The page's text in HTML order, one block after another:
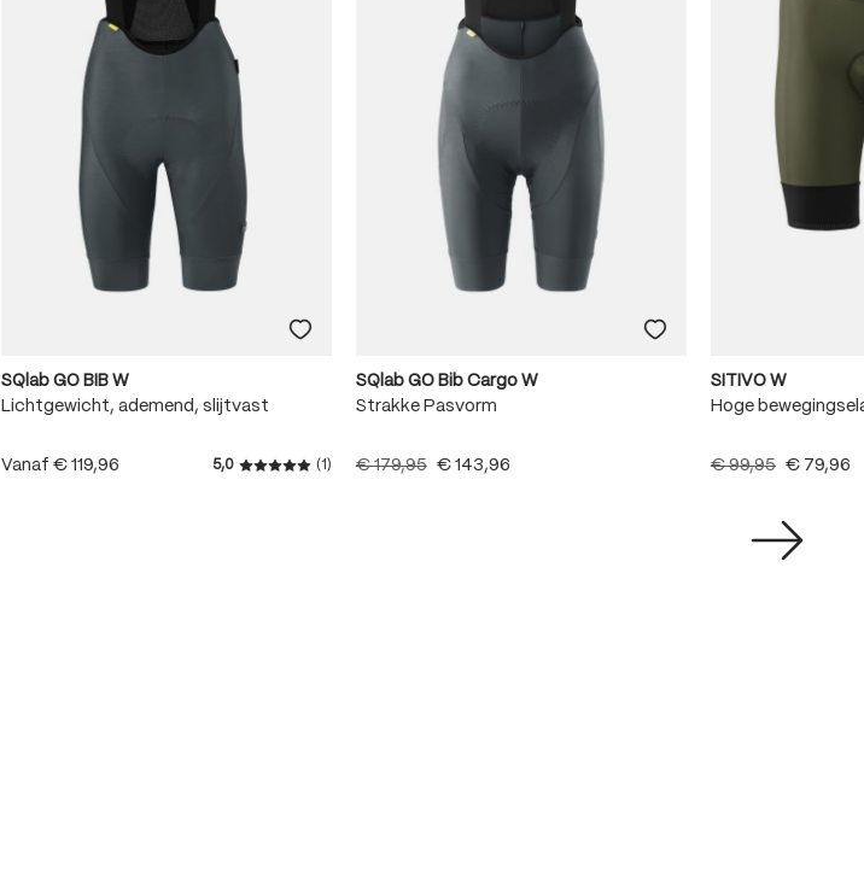
SQlab GO BIB W
Lichtgewicht, ademend, slijtvast
Vanaf € 119,96 5,0
Gemiddelde waardering van 5 van 5 sterren
(1)
SQlab GO Bib Cargo W
Strakke Pasvorm
€ 179,95 € 143,96
SITIVO W
Hoge
€ 99,95 € 79,96